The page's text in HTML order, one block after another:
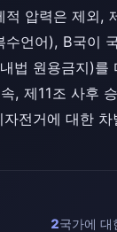
압력은 제외
언어), B국이
원용금지)를
, 제11조 사후
전거에 대한
2국가에 대